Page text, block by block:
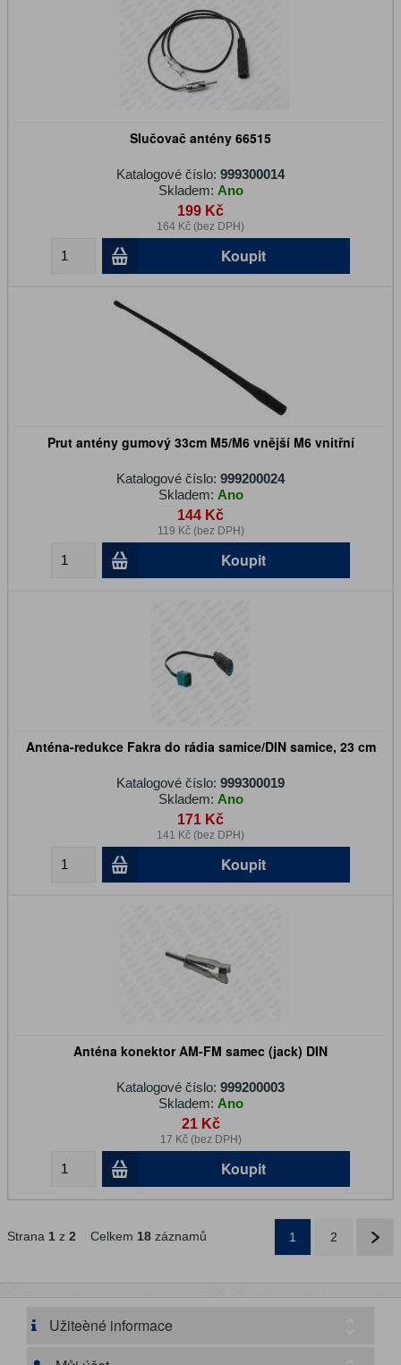
Slučovač antény 66515
Katalogové číslo: 999300014
Skladem: Ano
199 Kč
164 Kč (bez DPH)
Koupit
Prut antény gumový 33cm M5/M6 vnější M6 vnitřní
Katalogové číslo: 999200024
Skladem: Ano
144 Kč
119 Kč (bez DPH)
Koupit
Anténa-redukce Fakra do rádia samice/DIN samice, 23 cm
Katalogové číslo: 999300019
Skladem: Ano
171 Kč
141 Kč (bez DPH)
Koupit
Anténa konektor AM-FM samec (jack) DIN
Katalogové číslo: 999200003
Skladem: Ano
21 Kč
17 Kč (bez DPH)
Koupit
Strana 1 z 2 Celkem 18 záznamů 1 2
Užiteèné informace